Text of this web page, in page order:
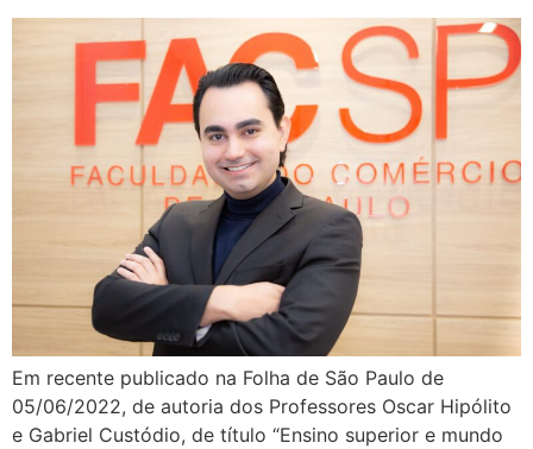
Em recente publicado na Folha de São Paulo de
05/06/2022, de autoria dos Professores Oscar Hipólito
e Gabriel Custódio, de título “Ensino superior e mundo